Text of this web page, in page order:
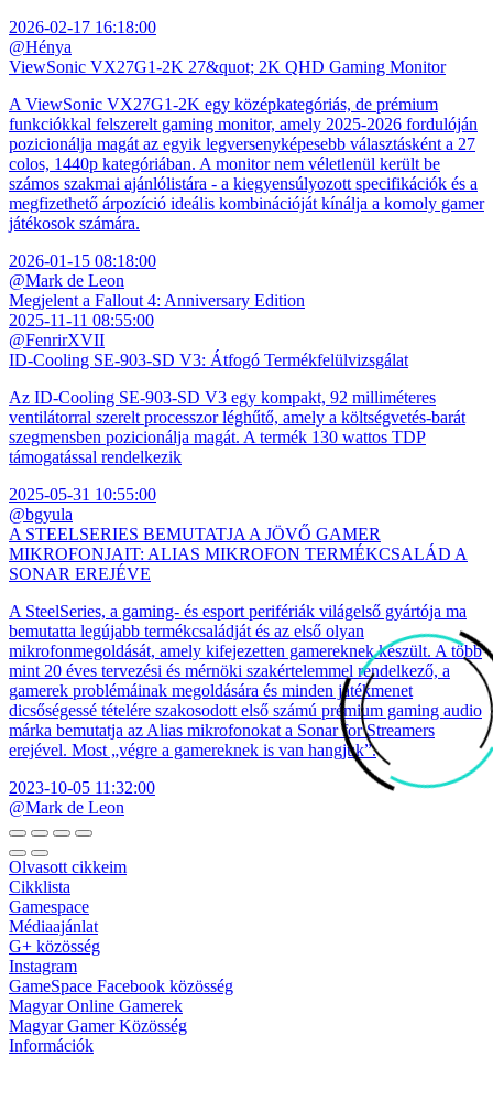
2026-02-17 16:18:00
@Hénya
ViewSonic VX27G1-2K 27&quot; 2K QHD Gaming Monitor
A ViewSonic VX27G1-2K egy középkategóriás, de prémium
funkciókkal felszerelt gaming monitor, amely 2025-2026 fordulóján
pozicionálja magát az egyik legversenyképesebb választásként a 27
colos, 1440p kategóriában. A monitor nem véletlenül került be
számos szakmai ajánlólistára - a kiegyensúlyozott specifikációk és a
megfizethető árpozíció ideális kombinációját kínálja a komoly gamer
játékosok számára.
2026-01-15 08:18:00
@Mark de Leon
Megjelent a Fallout 4: Anniversary Edition
2025-11-11 08:55:00
@FenrirXVII
ID-Cooling SE-903-SD V3: Átfogó Termékfelülvizsgálat
Az ID-Cooling SE-903-SD V3 egy kompakt, 92 milliméteres
ventilátorral szerelt processzor léghűtő, amely a költségvetés-barát
szegmensben pozicionálja magát. A termék 130 wattos TDP
támogatással rendelkezik
2025-05-31 10:55:00
@bgyula
A STEELSERIES BEMUTATJA A JÖVŐ GAMER
MIKROFONJAIT: ALIAS MIKROFON TERMÉKCSALÁD A
SONAR EREJÉVE
A SteelSeries, a gaming- és esport perifériák világelső gyártója ma
bemutatta legújabb termékcsaládját és az első olyan
mikrofonmegoldását, amely kifejezetten gamereknek készült. A több
mint 20 éves tervezési és mérnöki szakértelemmel rendelkező, a
gamerek problémáinak megoldására és minden játékmenet
dicsőségessé tételére szakosodott első számú prémium gaming audio
márka bemutatja az Alias mikrofonokat a Sonar for Streamers
erejével. Most „végre a gamereknek is van hangjuk”.
2023-10-05 11:32:00
@Mark de Leon
Olvasott cikkeim
Cikklista
Gamespace
Médiaajánlat
G+ közösség
Instagram
GameSpace Facebook közösség
Magyar Online Gamerek
Magyar Gamer Közösség
Információk